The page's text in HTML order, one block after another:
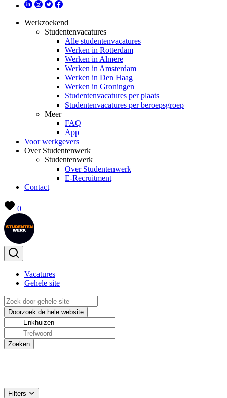
Werkzoekend
Studentenvacatures
Alle studentenvacatures
Werken in Rotterdam
Werken in Almere
Werken in Amsterdam
Werken in Den Haag
Werken in Groningen
Studentenvacatures per plaats
Studentenvacatures per beroepsgroep
Meer
FAQ
App
Voor werkgevers
Over Studentenwerk
Studentenwerk
Over Studentenwerk
E-Recruitment
Contact
0
Vacatures
Gehele site
Filters